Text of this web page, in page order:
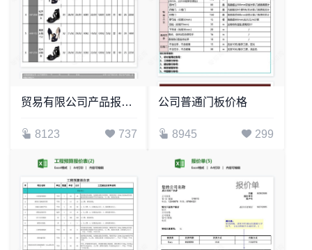
贸易有限公司产品报价单
8123 737
公司普通门板价格
8945 299